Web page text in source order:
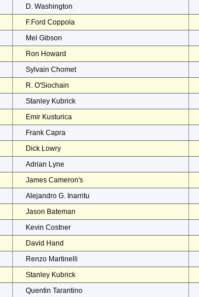
D. Washington
F.Ford Coppola
Mel Gibson
Ron Howard
Sylvain Chomet
R. O'Siochain
Stanley Kubrick
Emir Kusturica
Frank Capra
Dick Lowry
Adrian Lyne
James Cameron's
Alejandro G. Inarritu
Jason Bateman
Kevin Costner
David Hand
Renzo Martinelli
Stanley Kubrick
Quentin Tarantino